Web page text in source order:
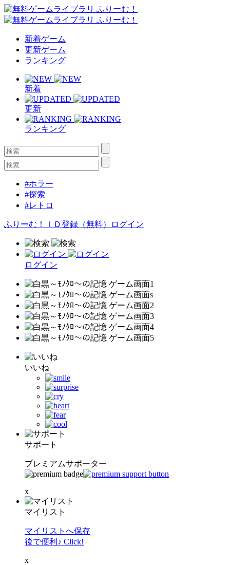
新着ゲーム
更新ゲーム
ランキング
新着
更新
ランキング
#ホラー
#探索
#レトロ
ふりーむ！ＩＤ登録（無料） ログイン
ログイン
いいね
サポート
プレミアムサポーター
x
マイリスト
マイリストへ保存
後で便利♪ Click!
x